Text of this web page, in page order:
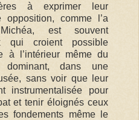
à exprimer leur
comme l’a
est souvent
qui croient possible
à l’intérieur même du
dominant, dans une
sans voir que leur
instrumentalisée pour
et tenir éloignés ceux
fondements même le